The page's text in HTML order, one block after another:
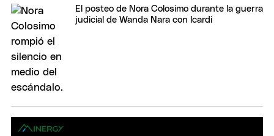
El posteo de Nora Colosimo durante la guerra
judicial de Wanda Nara con Icardi